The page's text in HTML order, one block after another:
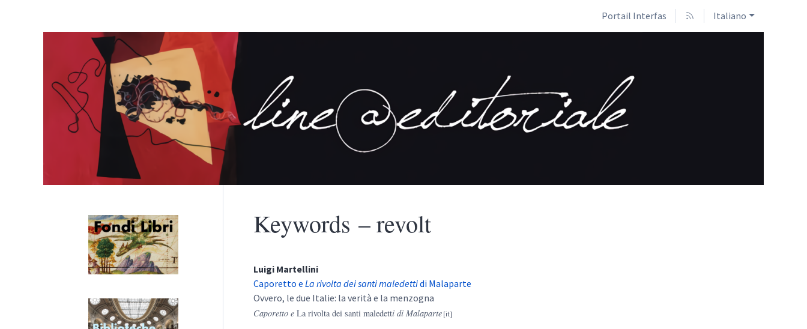
Portail Interfas Italiano
Menù principale Keywords – revolt
Luigi Martellini
Caporetto e La rivolta dei santi maledettidi Malaparte
Ovvero, le due Italie: la verità e la menzogna
Caporetto e La rivolta dei santi maledetti di Malaparte